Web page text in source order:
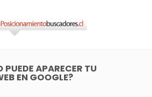
PUEDE APARECER TU
EN GOOGLE?